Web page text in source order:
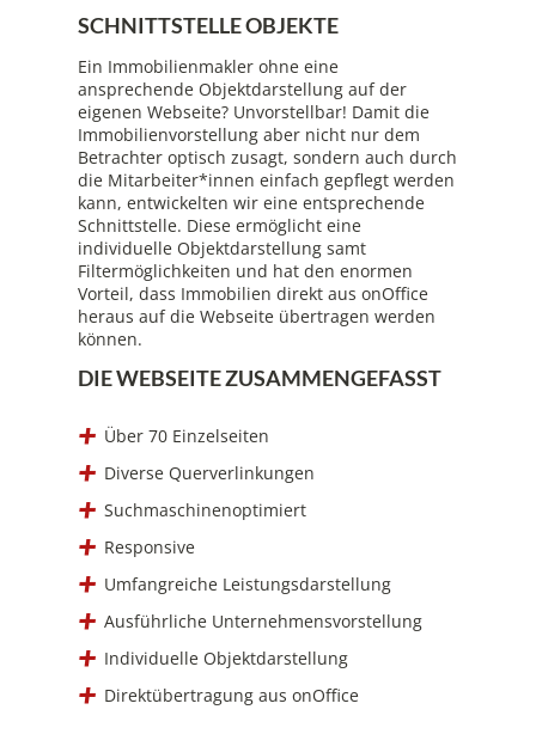
SCHNITTSTELLE OBJEKTE
Ein Immobilienmakler ohne eine
ansprechende Objektdarstellung auf der
eigenen Webseite? Unvorstellbar! Damit die
Immobilienvorstellung aber nicht nur dem
Betrachter optisch zusagt, sondern auch durch
die Mitarbeiter*innen einfach gepflegt werden
kann, entwickelten wir eine entsprechende
Schnittstelle. Diese ermöglicht eine
individuelle Objektdarstellung samt
Filtermöglichkeiten und hat den enormen
Vorteil, dass Immobilien direkt aus onOffice
heraus auf die Webseite übertragen werden
können.
DIE WEBSEITE ZUSAMMENGEFASST
Über 70 Einzelseiten
Diverse Querverlinkungen
Suchmaschinenoptimiert
Responsive
Umfangreiche Leistungsdarstellung
Ausführliche Unternehmensvorstellung
Individuelle Objektdarstellung
Direktübertragung aus onOffice